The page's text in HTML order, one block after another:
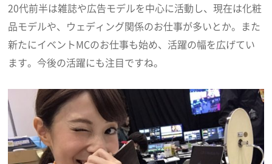
20代前半は雑誌や広告モデルを中心に活動し、現在は化粧
品モデルや、ウェディング関係のお仕事が多いとか。また
新たにイベントMCのお仕事も始め、活躍の幅を広げてい
ます。今後の活躍にも注目ですね。